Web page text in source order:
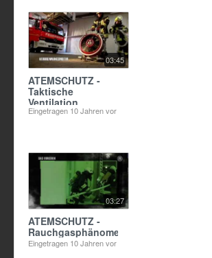
03:45
ATEMSCHUTZ -
Taktische
Ventilation
Eingetragen 10 Jahren vor
03:27
ATEMSCHUTZ -
Rauchgasphänomene+Strahlrohrtechnik
Eingetragen 10 Jahren vor